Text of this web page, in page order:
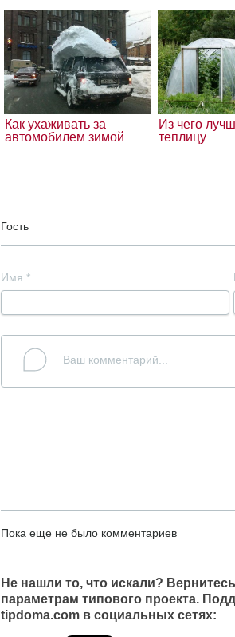
Как ухаживать за
автомобилем зимой
Из чего
теплицу
Гость
Имя *
Пока еще не было комментариев
Не нашли то, что искали?
параметрам типового проекта.
tipdoma.com в социальных сетях: